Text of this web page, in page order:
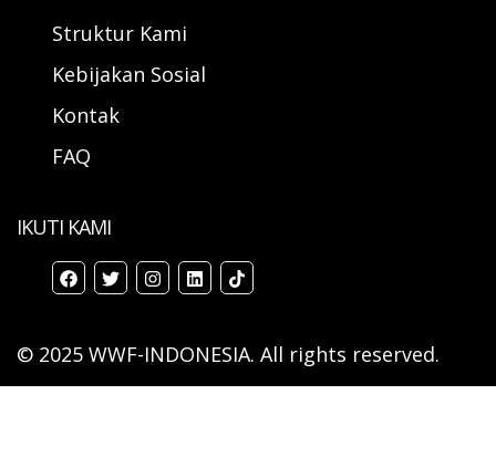
Struktur Kami
Kebijakan Sosial
Kontak
FAQ
IKUTI KAMI
© 2025 WWF-INDONESIA. All rights reserved.